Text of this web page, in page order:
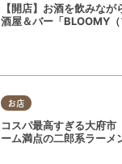
【開店】お酒を飲みな
酒屋＆バー「BLOOMY
お店
コスパ最高すぎる大府市
ーム満点の二郎系ラーメ